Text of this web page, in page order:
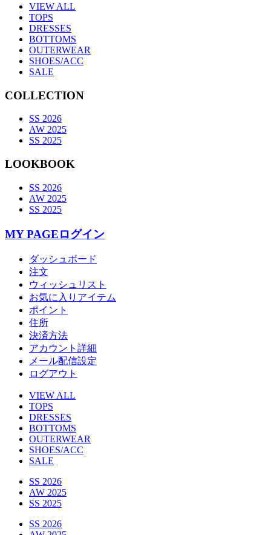
VIEW ALL
TOPS
DRESSES
BOTTOMS
OUTERWEAR
SHOES/ACC
SALE
COLLECTION
SS 2026
AW 2025
SS 2025
LOOKBOOK
SS 2026
AW 2025
SS 2025
MY PAGEログイン
ダッシュボード
注文
ウィッシュリスト
お気に入りアイテム
ポイント
住所
決済方法
アカウント詳細
メール配信設定
ログアウト
VIEW ALL
TOPS
DRESSES
BOTTOMS
OUTERWEAR
SHOES/ACC
SALE
SS 2026
AW 2025
SS 2025
SS 2026